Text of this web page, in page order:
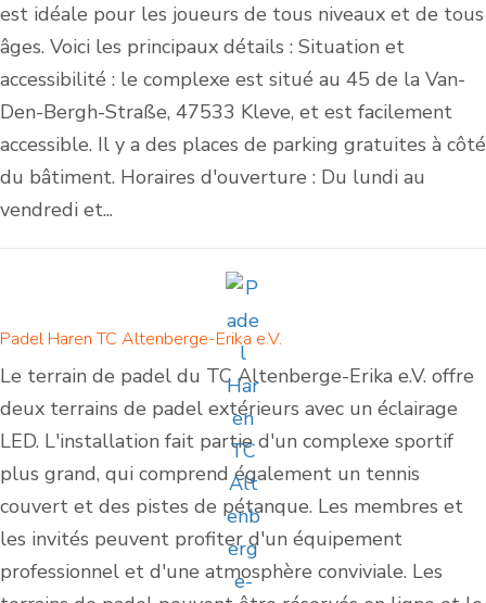
est idéale pour les joueurs de tous niveaux et de tous
âges. Voici les principaux détails : Situation et
accessibilité : le complexe est situé au 45 de la Van-
Den-Bergh-Straße, 47533 Kleve, et est facilement
accessible. Il y a des places de parking gratuites à côté
du bâtiment. Horaires d'ouverture : Du lundi au
vendredi et...
Padel Haren TC Altenberge-Erika e.V.
Le terrain de padel du TC Altenberge-Erika e.V. offre
deux terrains de padel extérieurs avec un éclairage
LED. L'installation fait partie d'un complexe sportif
plus grand, qui comprend également un tennis
couvert et des pistes de pétanque. Les membres et
les invités peuvent profiter d'un équipement
professionnel et d'une atmosphère conviviale. Les